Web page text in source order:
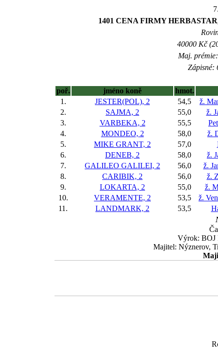
1401 CENA FIRMY
40000 Kč
Maj.
Zápisné:
poř. jméno koně
hmot.
1.
JESTER(POL), 2 54,5
ž.
2.
SAJMA, 2 55,0
ž.
3.
VARBEKA, 2 55,5
4.
MONDEO, 2 58,0
ž.
5.
MIKE GRANT, 2 57,0
6.
DENEB, 2 58,0
ž.
7.
GALILEO GALILEI, 2 56,0
ž.
8.
CARIBIK, 2 56,0
ž.
9.
LOKARTA, 2 55,0
ž.
10.
VERAMENTE, 2 53,5
ž.
11.
LANDMARK, 2 53,5
Výrok: BOJ
Majitel: Nýznerov,